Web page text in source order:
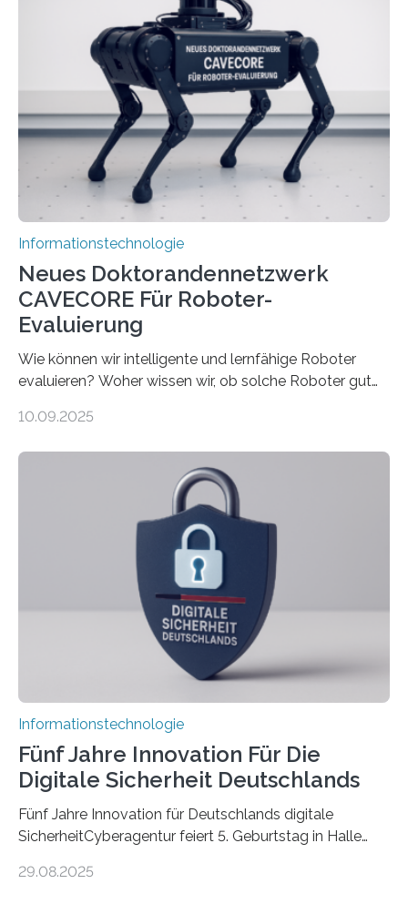
Herausforderungen. Herkömmliche Silizium-
Prozessoren stoßen an ihre Grenzen: Sie verbrauchen
viel Energie, die Speicher- und Verarbeitungseinheiten
sind voneinander getrennt und die Datenübertragung
bremst komplexe Anwendungen aus. Da KI-Modelle
immer größer werden und riesige Datenmengen
verarbeiten müssen, steigt der Bedarf an neuen
Rechenarchitekturen. Neben Quantencomputern
rücken dabei insbesondere…
Informationstechnologie
Neues Doktorandennetzwerk
CAVECORE Für Roboter-
Evaluierung
Wie können wir intelligente und lernfähige Roboter
evaluieren? Woher wissen wir, ob solche Roboter gut
sich CAVECORE – ein neues Marie Skłodowska-Curie
koordiniert wird. Ab dem 1. September werden sich
über einen Zeitraum von vier Jahren insgesamt 15
Promovierende im Rahmen von CAVECORE mit
kognitiven Robotern beschäftigen – also mit Robotern,
die mittels Sensoren ihre Umgebung erfassen,
Informationen verarbeiten und häufig auch mit…
10.09.2025
Informationstechnologie
Fünf Jahre Innovation Für Die
Digitale Sicherheit Deutschlands
Fünf Jahre Innovation für Deutschlands digitale
SicherheitCyberagentur feiert 5. Geburtstag in Halle
ErfolgeDie Agentur für Innovation in der
29.08.2025